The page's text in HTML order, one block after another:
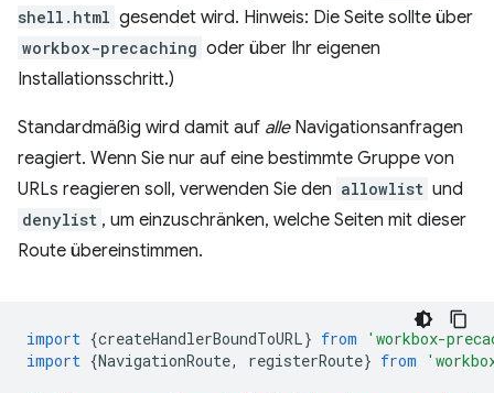
shell.html gesendet wird. Hinweis: Die Seite sollte über
workbox-precaching oder über Ihr eigenen
Installationsschritt.)
Standardmäßig wird damit auf alleNavigationsanfragen
reagiert. Wenn Sie nur auf eine bestimmte Gruppe von
URLs reagieren soll, verwenden Sie den allowlist und
denylist , um einzuschränken, welche Seiten mit dieser
Route übereinstimmen.
import {createHandlerBoundToURL} from
'workbox-
import {NavigationRoute, registerRoute} from